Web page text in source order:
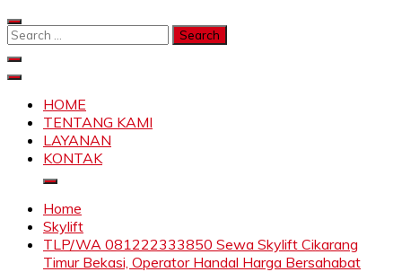
Skip
to
Search
SKYLIFTHOME
TENTANG KAMI
LAYANAN
KONTAK
Home
Skylift
TLP/WA 081222333850 Sewa Skylift Cikarang
Timur Bekasi, Operator Handal Harga Bersahabat